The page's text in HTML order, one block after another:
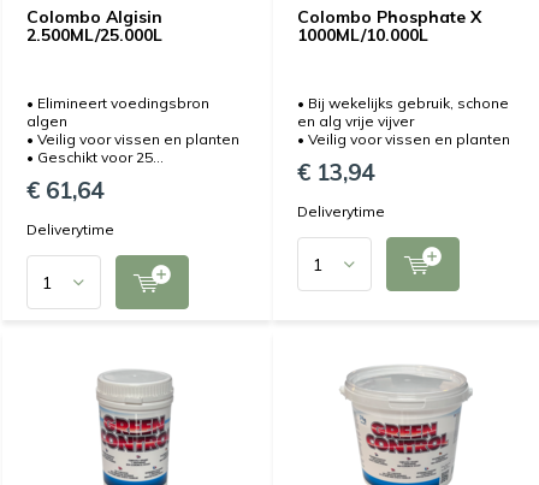
Colombo Algisin
2.500ML/25.000L
• Elimineert voedingsbron
algen
• Veilig voor vissen en planten
• Geschikt voor 25...
€ 61,64
Deliverytime
Colombo Phosphate X
1000ML/10.000L
• Bij wekelijks gebruik, schone
en alg vrije vijver
• Veilig voor vissen en planten
€ 13,94
Deliverytime